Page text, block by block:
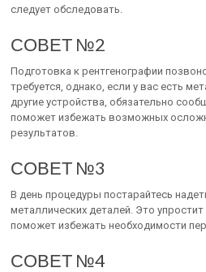
следует обследовать.
СОВЕТ №2
Подготовка к рентгенографии
требуется, однако, если у вас есть
другие устройства, обязательно
поможет избежать возможных
результатов.
СОВЕТ №3
В день процедуры постарайтесь
металлических деталей. Это
поможет избежать необходимости
СОВЕТ №4